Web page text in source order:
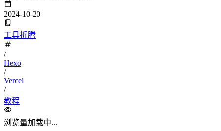
2024-10-20
工具折腾
/
Hexo
/
Vercel
/
教程
浏览量加载中...